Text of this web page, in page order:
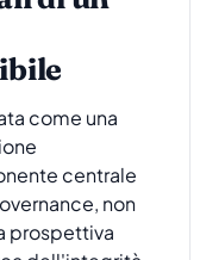
come una
centrale
non
prospettiva